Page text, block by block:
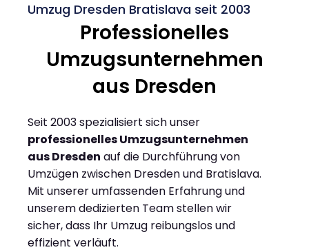
Umzug Dresden Bratislava seit 2003
Professionelles
Umzugsunternehmen
aus Dresden
Seit 2003 spezialisiert sich unser
professionelles Umzugsunternehmen
aus Dresden auf die Durchführung von
Umzügen zwischen Dresden und Bratislava.
Mit unserer umfassenden Erfahrung und
unserem dedizierten Team stellen wir
sicher, dass Ihr Umzug reibungslos und
effizient verläuft.